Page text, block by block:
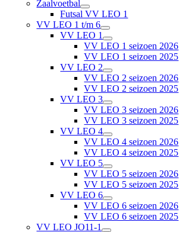
Zaalvoetbal
Futsal VV LEO 1
VV LEO 1 t/m 6
VV LEO 1
VV LEO 1 seizoen 2026
VV LEO 1 seizoen 2025
VV LEO 2
VV LEO 2 seizoen 2026
VV LEO 2 seizoen 2025
VV LEO 3
VV LEO 3 seizoen 2026
VV LEO 3 seizoen 2025
VV LEO 4
VV LEO 4 seizoen 2026
VV LEO 4 seizoen 2025
VV LEO 5
VV LEO 5 seizoen 2026
VV LEO 5 seizoen 2025
VV LEO 6
VV LEO 6 seizoen 2026
VV LEO 6 seizoen 2025
VV LEO JO11-1